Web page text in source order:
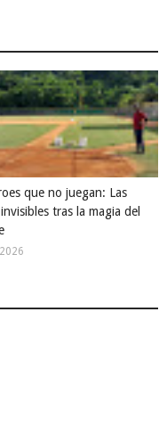
que no juegan: Las
tras la magia del